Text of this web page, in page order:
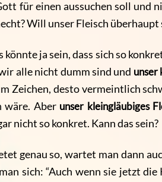
für einen aussuchen soll und
Will unser Fleisch überhaupt
könnte ja sein, dass sich so
alle nicht dumm sind und unser
Zeichen, desto vermeintlich
wäre. Aber unser kleingläubiges
nicht so konkret. Kann das sein?
genau so, wartet man dann
sich: “Auch wenn sie jetzt